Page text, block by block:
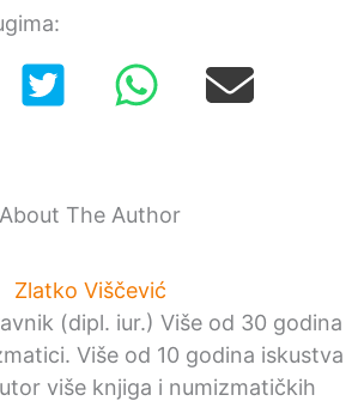
About The Author
Zlatko Viščević
(dipl. iur.) Više od 30 godina
Više od 10 godina iskustva
više knjiga i numizmatičkih